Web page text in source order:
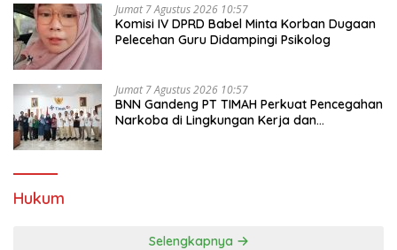
Jumat 7 Agustus 2026 10:57
Komisi IV DPRD Babel Minta Korban Dugaan
Pelecehan Guru Didampingi Psikolog
Jumat 7 Agustus 2026 10:57
BNN Gandeng PT TIMAH Perkuat Pencegahan
Narkoba di Lingkungan Kerja dan
Hukum
Selengkapnya